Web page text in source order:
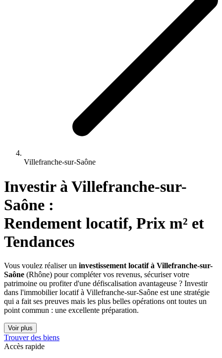
Villefranche-sur-Saône
Investir à Villefranche-sur-
Saône :
Rendement locatif, Prix m² et
Tendances
Vous voulez réaliser un investissement locatif à Villefranche-sur-
Saône (Rhône) pour compléter vos revenus, sécuriser votre
patrimoine ou profiter d'une défiscalisation avantageuse ? Investir
dans l'immobilier locatif à Villefranche-sur-Saône est une stratégie
qui a fait ses preuves mais les plus belles opérations ont toutes un
point commun : une excellente préparation.
Voir plus
Trouver des biens
Accès rapide